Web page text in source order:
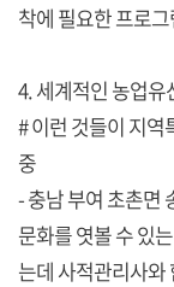
착에 필요한 프로
4. 세계적인 농업
# 이런 것들이 지역
중
- 충남 부여 초촌면
문화를 엿볼 수 있
는데 사적관리사와